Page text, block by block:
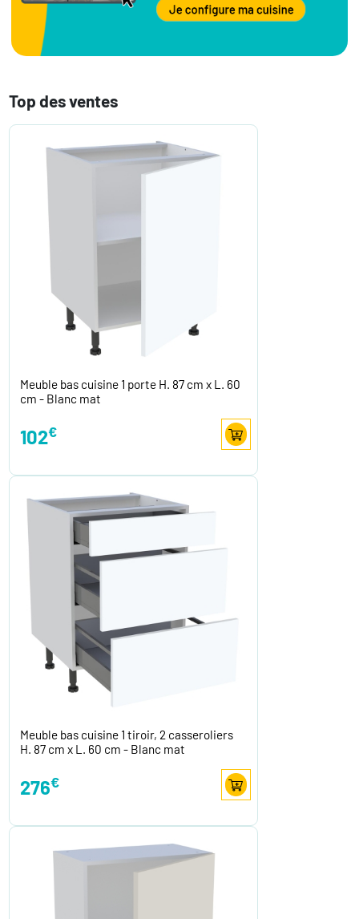
Top des ventes
Meuble bas cuisine 1 porte H. 87 cm x L. 60
cm - Blanc mat
102€
Meuble bas cuisine 1 tiroir, 2 casseroliers
H. 87 cm x L. 60 cm - Blanc mat
276€